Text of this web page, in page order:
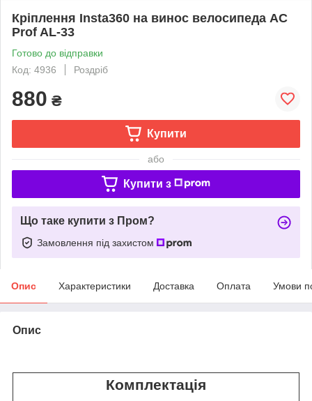
Кріплення Insta360 на винос велосипеда AC
Prof AL-33
Готово до відправки
Код: 4936
Роздріб
880 ₴
Купити
або
Купити з
Що таке купити з Пром?
Замовлення під захистом
Опис Характеристики Доставка Оплата Умови
Опис
Комплектація